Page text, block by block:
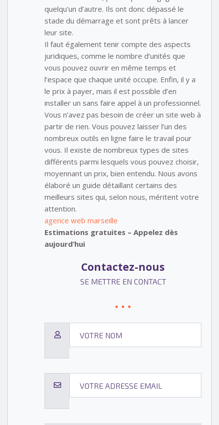
quelqu’un d’autre. Ils ont donc dépassé le
stade du démarrage et sont prêts à lancer
leur site.
Il faut également tenir compte des aspects
juridiques, comme le nombre d’unités que
vous pouvez ouvrir en même temps et
l’espace que chaque unité occupe. Enfin, il y a
le prix à payer, mais il est possible d’en
installer un sans faire appel à un professionnel.
Vous n’avez pas besoin de créer un site web à
partir de rien. Vous pouvez laisser l’un des
nombreux outils en ligne faire le travail pour
vous. Il existe de nombreux types de sites
différents parmi lesquels vous pouvez choisir,
moyennant un prix, bien entendu. Nous avons
élaboré un guide détaillant certains des
meilleurs sites qui, selon nous, méritent votre
attention.
agence web marseille
Estimations gratuites – Appelez dès
aujourd’hui
Contactez-nous
SE METTRE EN CONTACT